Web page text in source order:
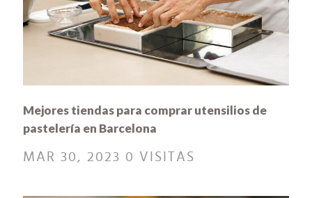
Mejores tiendas para comprar utensilios de
pastelería en Barcelona
MAR 30, 2023 0 VISITAS